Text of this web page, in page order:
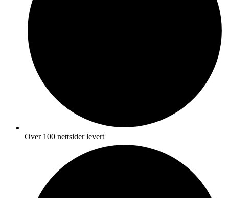
Over 100 nettsider levert